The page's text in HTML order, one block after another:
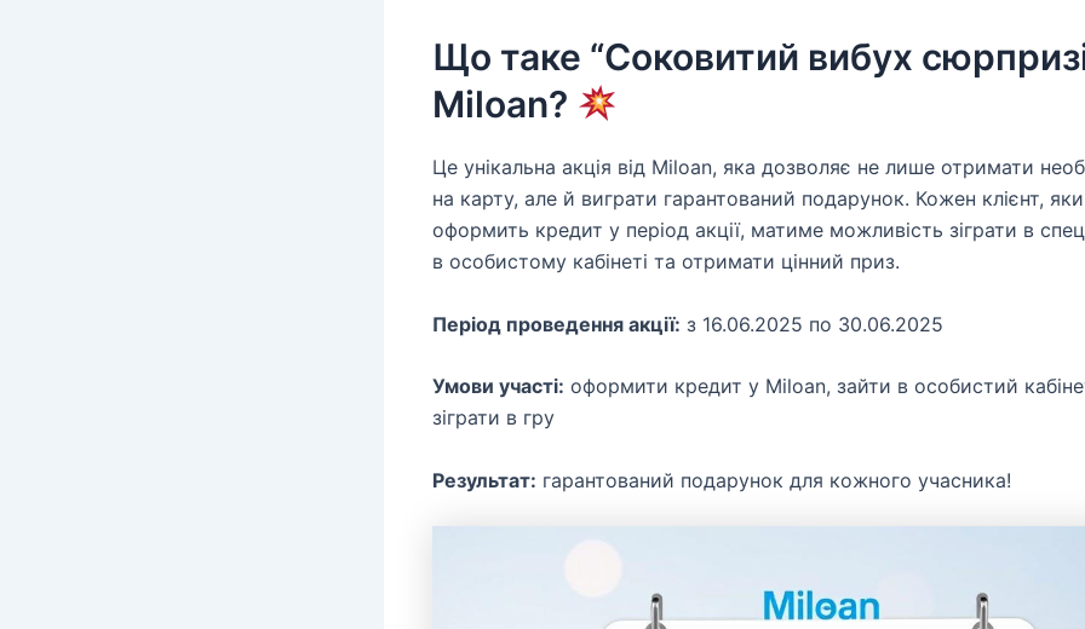
Що таке “Соковитий вибух
Miloan?
Це унікальна акція від Miloan, яка дозволяє не лише отримати
на карту, але й виграти гарантований подарунок. Кожен клієнт,
оформить кредит у період акції, матиме можливість зіграти в
в особистому кабінеті та отримати цінний приз.
Період проведення акції: з 16.06.2025 по 30.06.2025
Умови участі: оформити кредит у Miloan, зайти в особистий
зіграти в гру
Результат: гарантований подарунок для кожного учасника!